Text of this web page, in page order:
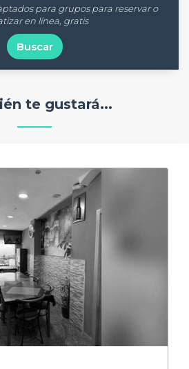
para grupos para reservar o
en línea, gratis
Buscar
te gustará...